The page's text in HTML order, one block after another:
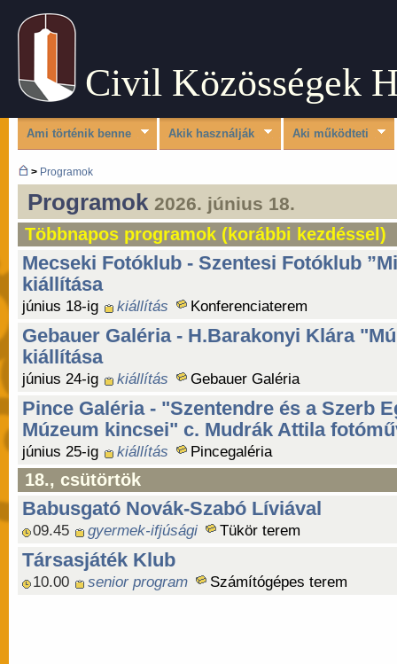
Civil Közösségek
Ami történik benne Akik használják Aki működteti
> Programok
Programok 2026. június 18.
Többnapos programok (korábbi kezdéssel)
Mecseki Fotóklub - Szentesi Fotóklub
kiállítása
június 18-ig kiállítás Konferenciaterem
Gebauer Galéria - H.Barakonyi Klára
kiállítása
június 24-ig kiállítás Gebauer Galéria
Pince Galéria - "Szentendre és a Szerb
Múzeum kincsei" c. Mudrák Attila
június 25-ig kiállítás Pincegaléria
18., csütörtök
Babusgató Novák-Szabó Líviával
09.45 gyermek-ifjúsági Tükör terem
Társasjáték Klub
10.00 senior program Számítógépes terem